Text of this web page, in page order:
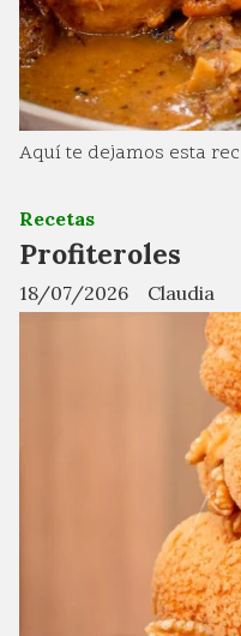
Aquí te dejamos esta
Profiteroles
Claudia
Recetas
18/07/2026